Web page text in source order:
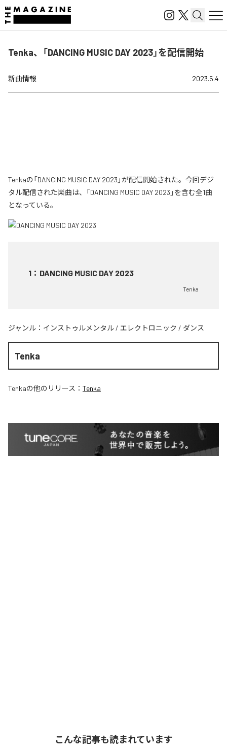
Tenka、「DANCING MUSIC DAY 2023」を配信開始
新曲情報 2023.5.4
Tenkaの「DANCING MUSIC DAY 2023」が配信開始された。今回デジ
タル配信された楽曲は、「DANCING MUSIC DAY 2023」を含む全1曲
となっている。
1 ： DANCING MUSIC DAY 2023
Tenka
ジャンル： インストゥルメンタル / エレクトロニック / ダンス
Tenka
Tenkaの他のリリース： Tenka
こんな記事も読まれています